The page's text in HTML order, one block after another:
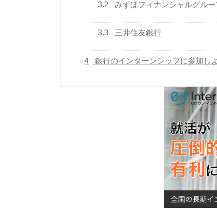
3.2 みずほフィナンシャルグルー
3.3 三井住友銀行
4 銀行のインターンシップに参加し